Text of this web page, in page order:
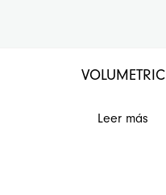
VOLUMETRIC
Leer más